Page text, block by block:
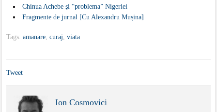
Chinua Achebe şi “problema” Nigeriei
Fragmente de jurnal [Cu Alexandru Mușina]
Tags:amanare ,curaj ,viata
Tweet
Ion Cosmovici